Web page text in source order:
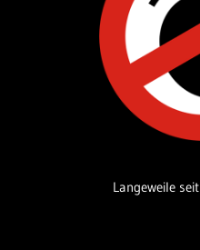
Langeweile seit